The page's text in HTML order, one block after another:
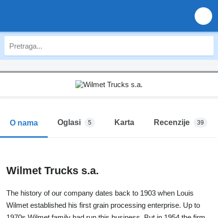
O nama Oglasi 5 Karta Recenzije 39
Wilmet Trucks s.a.
The history of our company dates back to 1903 when Louis
Wilmet established his first grain processing enterprise. Up to